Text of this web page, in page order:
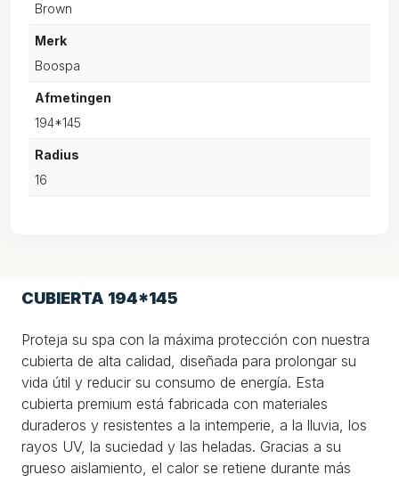
Brown
Merk
Boospa
Afmetingen
194*145
Radius
16
CUBIERTA 194*145
Proteja su spa con la máxima protección con nuestra
cubierta de alta calidad, diseñada para prolongar su
vida útil y reducir su consumo de energía. Esta
cubierta premium está fabricada con materiales
duraderos y resistentes a la intemperie, a la lluvia, los
rayos UV, la suciedad y las heladas. Gracias a su
grueso aislamiento, el calor se retiene durante más